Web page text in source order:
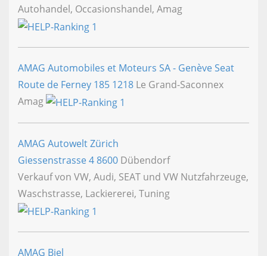
Autohandel, Occasionshandel, Amag
AMAG Automobiles et Moteurs SA - Genève Seat
Route de Ferney 185 1218 Le Grand-Saconnex
Amag
AMAG Autowelt Zürich
Giessenstrasse 48600 Dübendorf
Verkauf von VW, Audi, SEAT und VW Nutzfahrzeuge,
Waschstrasse, Lackiererei, Tuning
AMAG Biel